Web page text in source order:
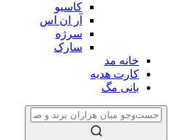
کاسیو
آر ان اس
سرژه
سارک
خانه مد
کارت هدیه
بانی مگ